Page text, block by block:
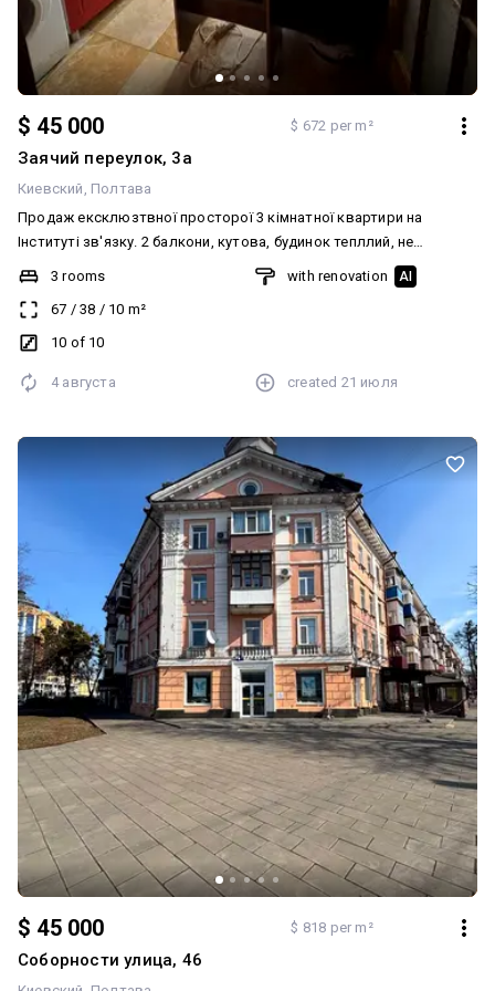
$ 45 000 $ 672 per m²
Заячий переулок, 3а
Киевский Полтава
Продаж ексклюзтвної просторої 3 кімнатної квартири на
Інституті зв'язку. 2 балкони, кутова, будинок тепллий, не
потребує утеплення. Квартира повністю готова до заселення,
всі документи в порядку. Можливий продаж під Держ.Програми
Телефонуйте, з радістю домовимось про перегляд. ціна: 45000$
Код: 13902
3 rooms
67 / 38 / 10 m²
10 of 10
with renovation AI
4 августа created 21 июля
$ 45 000 $ 818 per m²
Соборности улица, 46